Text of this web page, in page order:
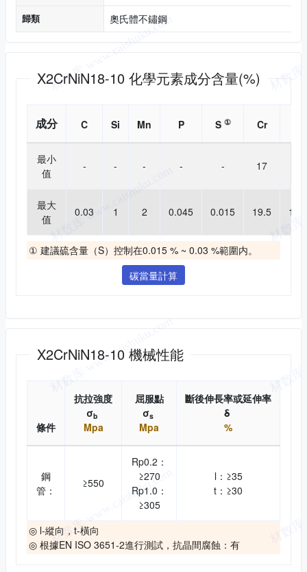
歸類 奧氏體不鏽鋼
X2CrNiN18-10 化學元素成分含量(%)
成分 C Si Mn P S ① Cr
最小
值
- - - - - 17
最大
值
0.03 1 2 0.045 0.015 19.5 11.5
① 建議硫含量（S）控制在0.015 % ~ 0.03 %範圍内。
碳當量計算
X2CrNiN18-10 機械性能
條件
抗拉強度
σb
Mpa
屈服點
σs
Mpa
斷後伸長率或延伸率
δ
%
鋼
管：
≥550
Rp0.2：
≥270
Rp1.0：
≥305
l：≥35
t：≥30
◎ l-縱向，t-橫向
◎ 根據EN ISO 3651-2進行測試，抗晶間腐蝕：有